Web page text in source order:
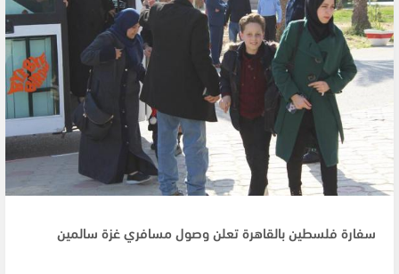
سفارة فلسطين بالقاهرة تعلن وصول مسافري غزة سالمين